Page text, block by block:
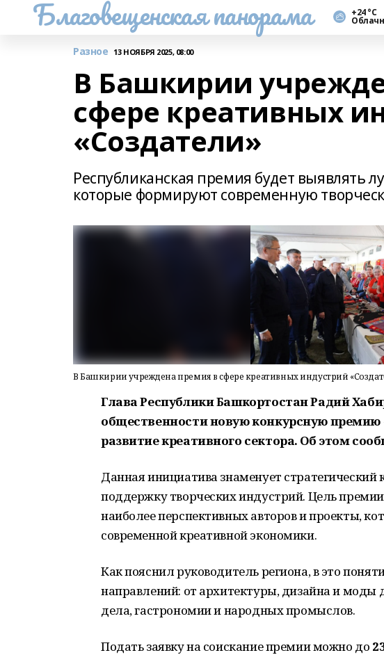
Благовещенская панорама +24 °С
Разное 13 НОЯБРЯ 2025, 08:00
В Башкирии
сфере креативных
«Создатели»
Республиканская премия будет выявлять
которые формируют современную
В Башкирии учреждена премия в сфере креативных индустрий
Глава Республики Башкортостан Радий
общественности новую конкурсную премию
развитие креативного сектора. Об этом
Данная инициатива знаменует стратегический
поддержку творческих индустрий. Цель
наиболее перспективных авторов и проекты,
современной креативной экономики.
Как пояснил руководитель региона, в это
направлений: от архитектуры, дизайна и моды
дела, гастрономии и народных промыслов.
Подать заявку на соискание премии можно до